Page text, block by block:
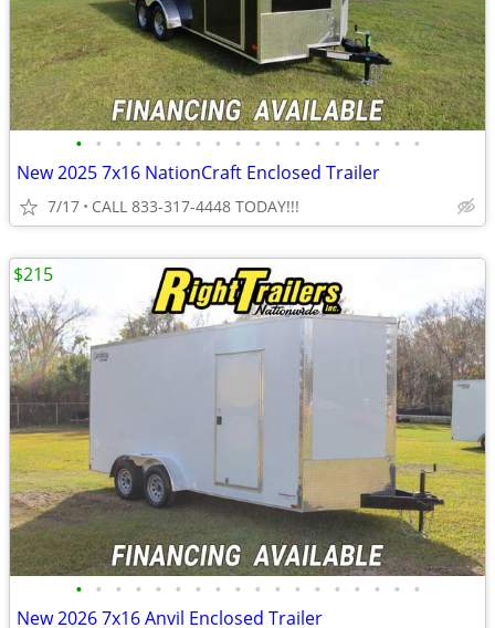
• • • • • • • • • • • • • • • • • •
New 2025 7x16 NationCraft Enclosed Trailer
7/17 CALL 833-317-4448 TODAY!!!
• • • • • • • • • • • • • • • • • •
New 2026 7x16 Anvil Enclosed Trailer
$215